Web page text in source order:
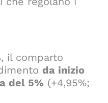
, il comparto
da inizio
del 5% (+4,95%;